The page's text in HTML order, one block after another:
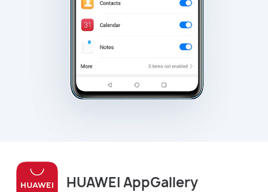
HUAWEI AppGallery